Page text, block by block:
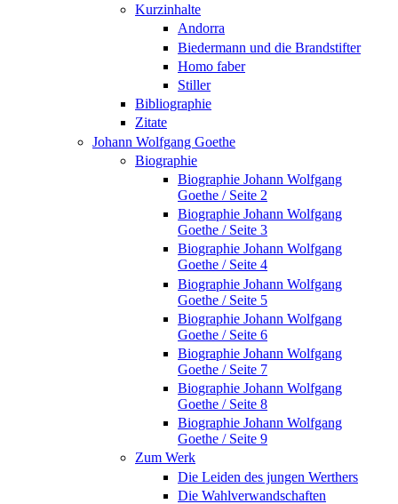
Kurzinhalte
Andorra
Biedermann und die Brandstifter
Homo faber
Stiller
Bibliographie
Zitate
Johann Wolfgang Goethe
Biographie
Biographie Johann Wolfgang
Goethe / Seite 2
Biographie Johann Wolfgang
Goethe / Seite 3
Biographie Johann Wolfgang
Goethe / Seite 4
Biographie Johann Wolfgang
Goethe / Seite 5
Biographie Johann Wolfgang
Goethe / Seite 6
Biographie Johann Wolfgang
Goethe / Seite 7
Biographie Johann Wolfgang
Goethe / Seite 8
Biographie Johann Wolfgang
Goethe / Seite 9
Zum Werk
Die Leiden des jungen Werthers
Die Wahlverwandschaften